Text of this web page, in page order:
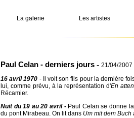
La galerie Les artistes
Paul Celan - derniers jours - 21/04/2007
16 avril 1970 - Il voit son fils pour la dernière
lui, comme prévu, à la représentation d'En
Récamier.
Nuit du 19 au 20 avril - Paul Celan se donne
du pont Mirabeau. On lit dans Um mit dem Buch